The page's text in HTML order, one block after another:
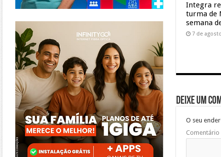
Integra
turma de
semana
7 de
Deixe um
O seu
Comentário
https://www.infinitygo.com.br/